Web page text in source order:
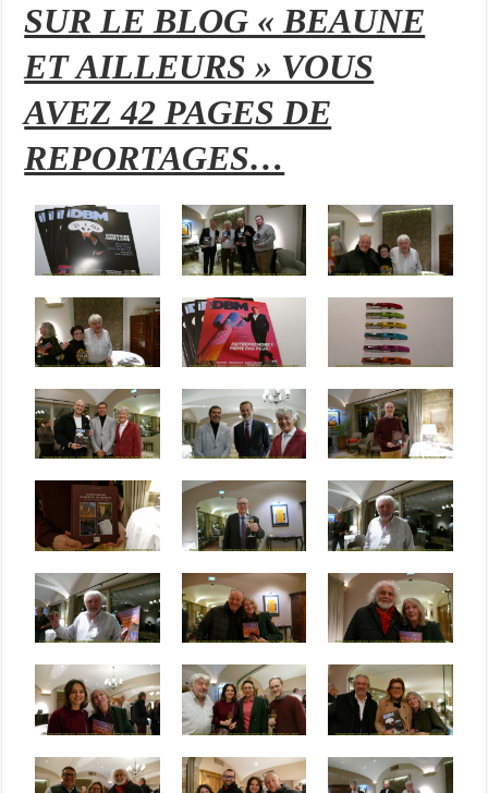
SUR LE BLOG « BEAUNE
ET AILLEURS » VOUS
AVEZ 42 PAGES DE
REPORTAGES…